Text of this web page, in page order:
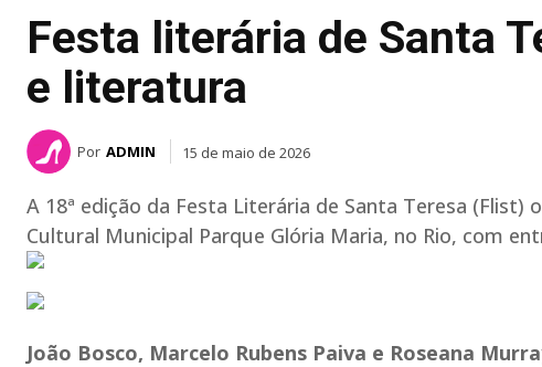
Festa literária de Santa
e literatura
Por ADMIN 15 de maio de 2026
A 18ª edição da Festa Literária de Santa Teresa
Cultural Municipal Parque Glória Maria, no Rio, com
João Bosco, Marcelo Rubens Paiva e Roseana